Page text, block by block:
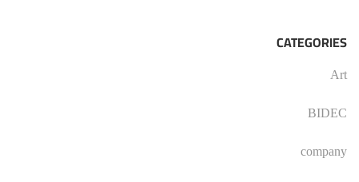
CATEGORIES
Art
BIDEC
company